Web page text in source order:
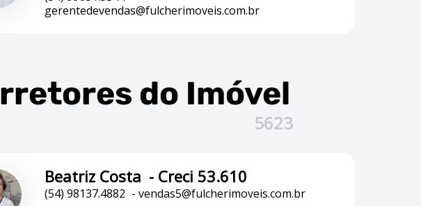
gerentedevendas@fulcherimoveis.com.br
do Imóvel
5623
Beatriz Costa - Creci 53.610
(54) 98137.4882 - vendas5@fulcherimoveis.com.br